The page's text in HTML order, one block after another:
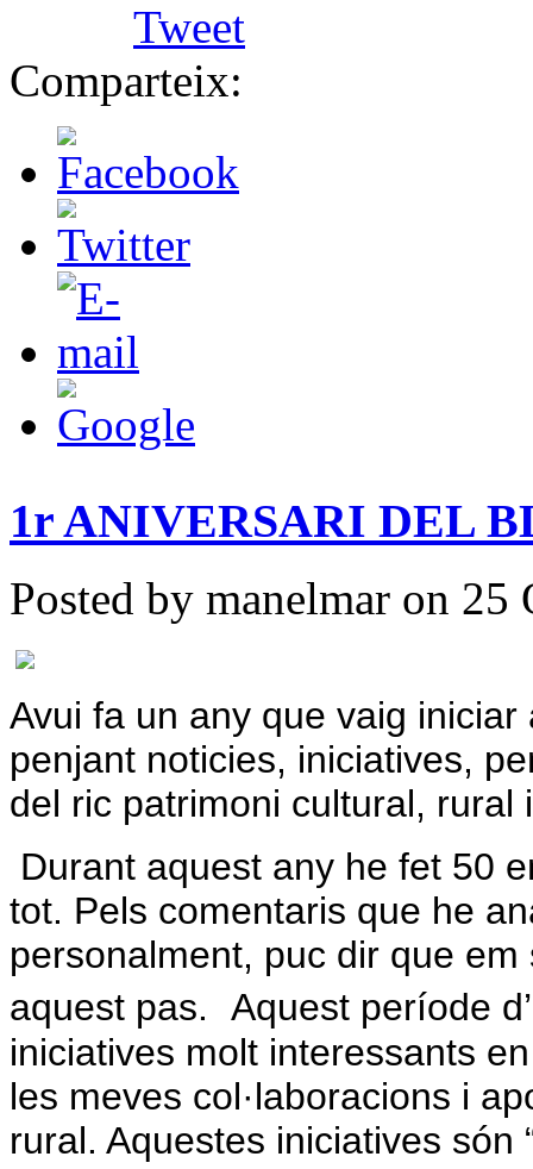
Tweet
Comparteix:
1r ANIVERSARI DEL
Posted by manelmar on 25
Avui fa un any que vaig iniciar
penjant noticies, iniciatives,
del ric patrimoni cultural,
Durant aquest any he fet 50
tot. Pels comentaris que he
personalment, puc dir que
aquest pas.
Aquest període
iniciatives molt interessants
les meves col·laboracions i
rural. Aquestes iniciatives són